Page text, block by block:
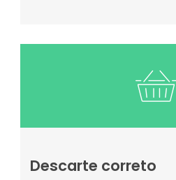
Descarte correto